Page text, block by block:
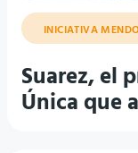
INICIATIVA
Suarez, el
Única que